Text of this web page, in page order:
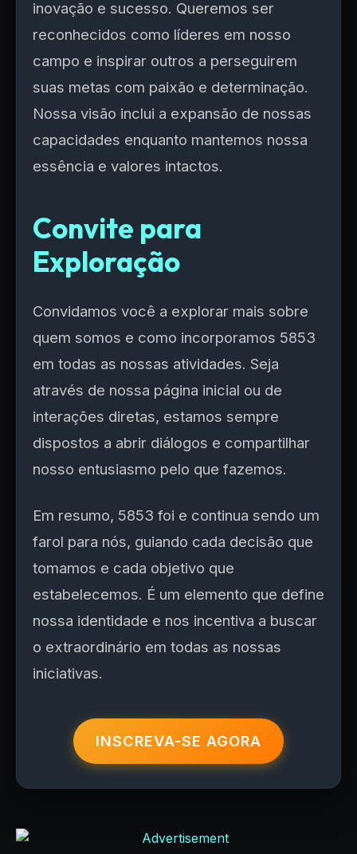
inovação e sucesso. Queremos ser
reconhecidos como líderes em nosso
campo e inspirar outros a perseguirem
suas metas com paixão e determinação.
Nossa visão inclui a expansão de nossas
capacidades enquanto mantemos nossa
essência e valores intactos.
Convite para
Exploração
Convidamos você a explorar mais sobre
quem somos e como incorporamos 5853
em todas as nossas atividades. Seja
através de nossa página inicial ou de
interações diretas, estamos sempre
dispostos a abrir diálogos e compartilhar
nosso entusiasmo pelo que fazemos.
Em resumo, 5853 foi e continua sendo um
farol para nós, guiando cada decisão que
tomamos e cada objetivo que
estabelecemos. É um elemento que define
nossa identidade e nos incentiva a buscar
o extraordinário em todas as nossas
iniciativas.
INSCREVA-SE AGORA